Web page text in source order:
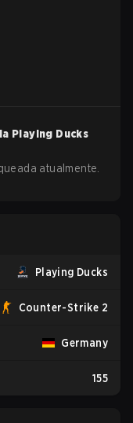
Playing Ducks
atualmente.
Playing Ducks
Counter-Strike 2
Germany
155